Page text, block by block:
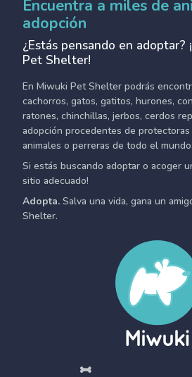
Encuentra a miles de
adopción
¿Estás pensando en adoptar?
Pet Shelter!
En Miwuki Pet Shelter podrás
cachorros, gatos, gatitos, hurones,
ratones, chinchillas, jerbos, cerdos
adopción procedentes de protectoras
animales o perreras de todo el mundo.
Si estás buscando adoptar o acoger
sitio adecuado!
Adopta. Salva una vida, gana un
Shelter.